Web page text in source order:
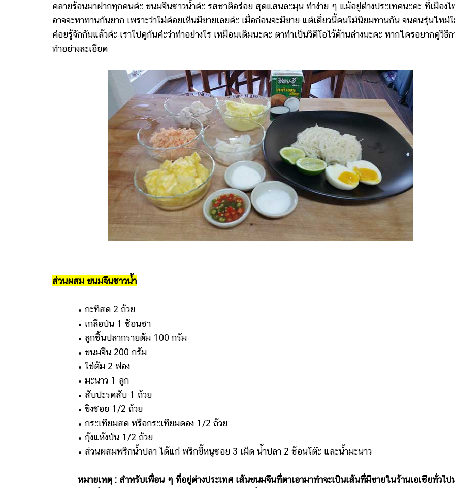
คลายร้อนมาฝากทุกคนค่ะ ขนมจีนซาวน้ำค่ะ รสชาติอร่อย สุดแสนละมุน ทำง่าย ๆ แม้อยู่ต่างประเทศนะคะ ที่เมืองไ
อาจจะหาทานกันยาก เพราะว่าไม่ค่อยเห็นมีขายเลยค่ะ เมื่อก่อนจะมีขาย แต่เดี๋ยวนี้คนไม่นิยมทานกัน จนคนรุ่นใหม่
ค่อยรู้จักกันแล้วค่ะ เราไปดูกันค่ะว่าทำอย่างไร เหมือนเดิมนะคะ ตาทำเป็นวิดีโอไว้ด้านล่างนะคะ หากใครอยากดูวิธีก
ทำอย่างละเอียด
ส่วนผสม ขนมจีนซาวน้ำ
• กะทิสด 2 ถ้วย
• เกลือป่น 1 ช้อนชา
• ลูกชิ้นปลากรายต้ม 100 กรัม
• ขนมจีน 200 กรัม
• ไข่ต้ม 2 ฟอง
• มะนาว 1 ลูก
• สับปะรดสับ 1 ถ้วย
• ขิงซอย 1/2 ถ้วย
• กระเทียมสด หรือกระเทียมดอง 1/2 ถ้วย
• กุ้งแห้งป่น 1/2 ถ้วย
• ส่วนผสมพริกน้ำปลา ได้แก่ พริกขี้หนูซอย 3 เม็ด น้ำปลา 2 ช้อนโต๊ะ และน้ำมะนาว
หมายเหตุ : สำหรับเพื่อน ๆ ที่อยู่ต่างประเทศ เส้นขนมจีนที่ตาเอามาทำจะเป็นเส้นที่มีขายในร้านเอเชียทั่วไป